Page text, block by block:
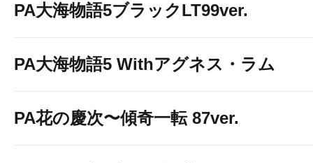
PA大海物語5ブラックLT99ver.
PA大海物語5 Withアグネス・ラム
PA花の慶次〜傾奇一転 87ver.